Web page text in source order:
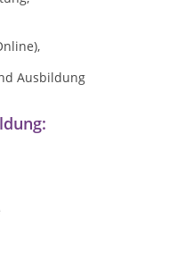
Ausbildung